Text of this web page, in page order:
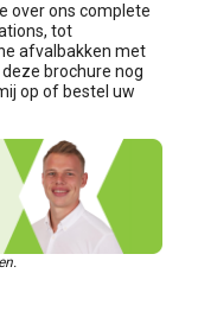
over ons complete
tot
afvalbakken met
brochure nog
op of bestel uw